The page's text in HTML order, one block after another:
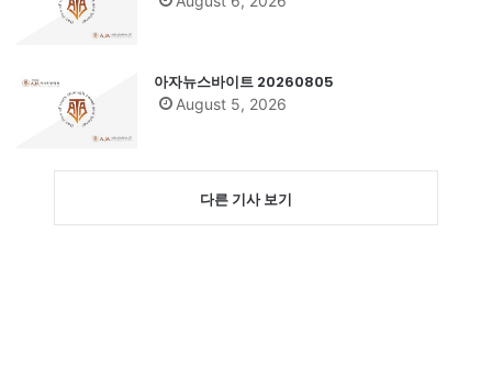
아자뉴스바이트 20260805
August 5, 2026
다른 기사 보기